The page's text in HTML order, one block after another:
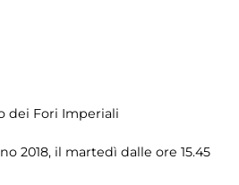
dei Fori Imperiali
2018, il martedì dalle ore 15.45